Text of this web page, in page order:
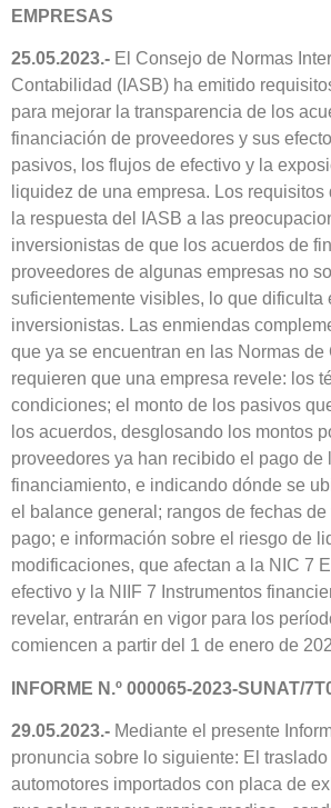
EMPRESAS
25.05.2023.- El Consejo de Normas
Contabilidad (IASB) ha emitido
para mejorar la transparencia de los
financiación de proveedores y sus
pasivos, los flujos de efectivo y la
liquidez de una empresa. Los
la respuesta del IASB a las
inversionistas de que los acuerdos de
proveedores de algunas empresas no
suficientemente visibles, lo que dificulta
inversionistas. Las enmiendas
que ya se encuentran en las Normas
requieren que una empresa revele: los
condiciones; el monto de los pasivos
los acuerdos, desglosando los montos
proveedores ya han recibido el pago de
financiamiento, e indicando dónde se
el balance general; rangos de fechas
pago; e información sobre el riesgo de
modificaciones, que afectan a la NIC 7
efectivo y la NIIF 7 Instrumentos
revelar, entrarán en vigor para los
comiencen a partir del 1 de enero de
INFORME N.º 000065-2023-SUNAT/
29.05.2023.- Mediante el presente
pronuncia sobre lo siguiente: El
automotores importados con placa de